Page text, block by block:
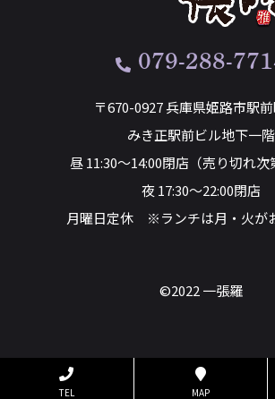
079-288-
〒670-0927 兵庫県姫路市駅
みき正駅前ビル地下一階
昼 11:30～14:00閉店（売り切れ
夜 17:30～22:00閉店
月曜日定休 ※ランチは月・火が
©2022 一張羅
TEL MAP